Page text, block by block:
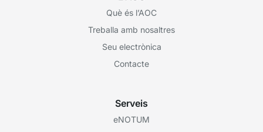
Què és l’AOC
Treballa amb nosaltres
Seu electrònica
Contacte
Serveis
eNOTUM